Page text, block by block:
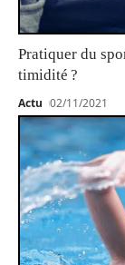
Pratiquer du
timidité ?
Actu 02/11/2021